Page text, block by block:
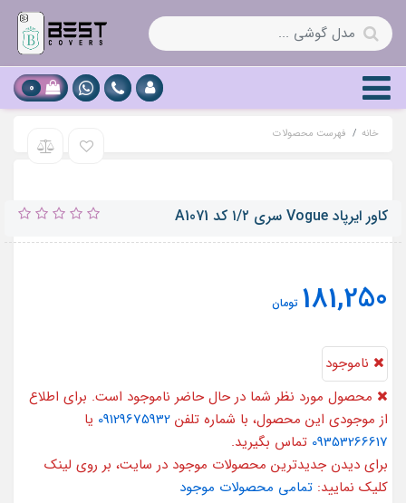
0
خانه فهرست محصولات
کاور ایرپاد Vogue سری ۱/۲ کد A1071
181,250 تومان
ناموجود
محصول مورد نظر شما در حال حاضر ناموجود است. برای اطلاع
از موجودی این محصول، با شماره تلفن 09129675932 یا
09353266617 تماس بگیرید.
برای دیدن جدیدترین محصولات موجود در سایت، بر روی لینک
کلیک نمایید: تمامی محصولات موجود